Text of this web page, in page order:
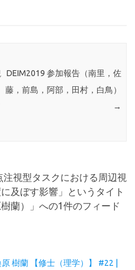
DEIM2019 参加報告（南里，佐
藤，前島，阿部，田村，白鳥）
→
視型タスクにおける周辺視
及ぼす影響」というタイト
蘭）
」への1件のフィード
樹蘭 【修士（理学）】 #22 |